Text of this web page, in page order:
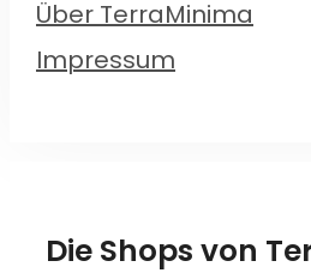
Über TerraMinima
Impressum
Die Shops von